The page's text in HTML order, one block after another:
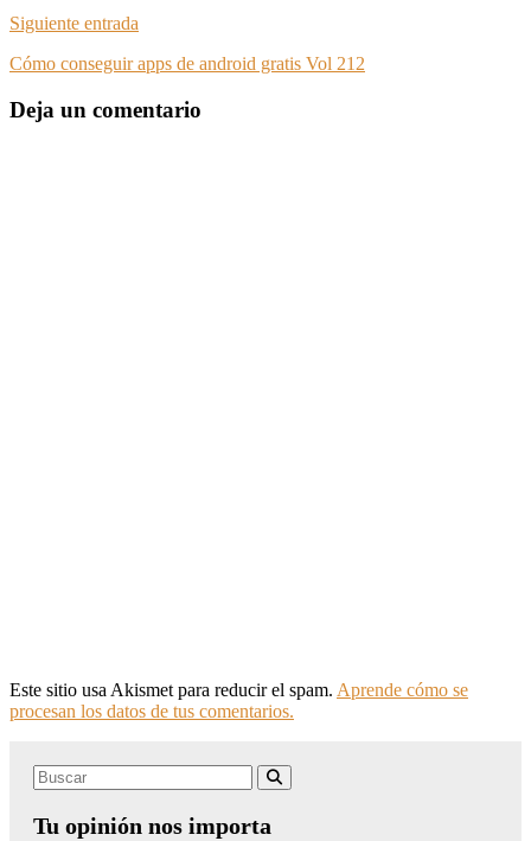
Siguiente entrada
Cómo conseguir apps de android gratis Vol 212
Deja un comentario
Este sitio usa Akismet para reducir el spam. Aprende cómo se
procesan los datos de tus comentarios.
Search
Tu opinión nos importa